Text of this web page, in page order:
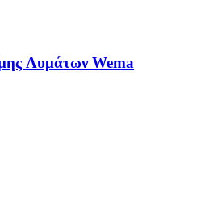
Λυμάτων Wema